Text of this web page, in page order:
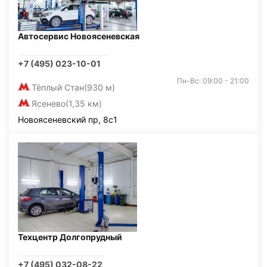
Автосервис Новоясеневская
+7 (495) 023-10-01
Тёплый Стан(930 м)
Ясенево(1,35 км)
Пн-Вс: 09:00 - 21:00
Новоясеневский пр, 8с1
Техцентр Долгопрудный
+7 (495) 032-08-22